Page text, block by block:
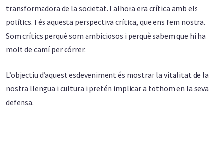
transformadora de la societat. I alhora era crítica amb els
polítics. I és aquesta perspectiva crítica, que ens fem nostra.
Som crítics perquè som ambiciosos i perquè sabem que hi ha
molt de camí per córrer.
L’objectiu d’aquest esdeveniment és mostrar la vitalitat de la
nostra llengua i cultura i pretén implicar a tothom en la seva
defensa.